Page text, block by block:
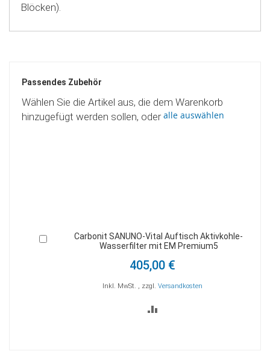
Blöcken).
Passendes Zubehör
Wählen Sie die Artikel aus, die dem Warenkorb
hinzugefügt werden sollen, oderalle auswählen
Carbonit SANUNO-Vital Auftisch Aktivkohle-
Wasserfilter mit EM Premium5
405,00 €
Inkl. MwSt.,zzgl. Versandkosten
ZUR